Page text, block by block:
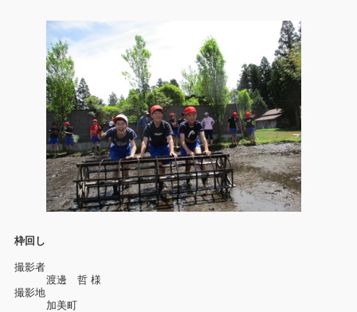
枠回し
撮影者
渡邊 哲 様
撮影地
加美町